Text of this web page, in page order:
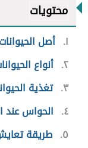
محتويات
١ أصل الحيوانات
٢ أنواع
٣ تغذية
٤
الحواس عند
٥ طريقة